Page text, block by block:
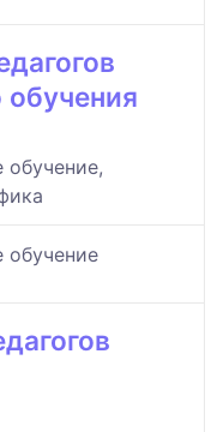
обучения
обучение